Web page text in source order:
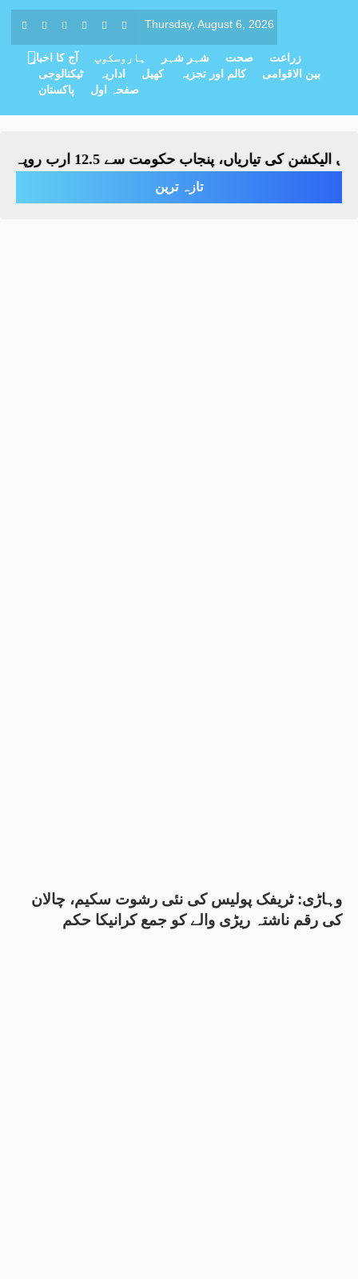
Thursday, August 6, 2026
آج کا اخبار ہاروسکوپ شہر شہر صحت
زراعت
ٹیکنالوجی
اداریہ کھیل کالم اور تجزیہ
بین الاقوامی
پاکستان
صفحہ اول
کی تیاریاں، پنجاب حکومت سے 12.5 ارب روپے کے فنڈز طلب
تازہ ترین
وہاڑی: ٹریفک پولیس کی نئی رشوت سکیم، چالان
کی رقم ناشتہ ریڑی والے کو جمع کرانیکا حکم